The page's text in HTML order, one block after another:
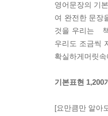
영어문장의 기
여 완전한 문장
것을 우리는
우리도 조금씩
확실하게머릿
기본표현 1,200
[요만큼만 알아